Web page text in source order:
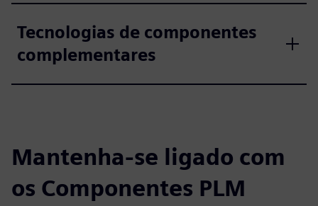
Tecnologias de componentes
complementares
Mantenha-se ligado com
os Componentes PLM